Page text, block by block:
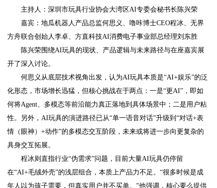
主持人：深圳市玩具行业协会大湾区AI专委会秘书长陈兴荣
嘉宾：地瓜机器人产品总监何思义、噜咔博士CEO程冰、无界
方舟联合创始人李卓、方直科技AI消费电子事业部总经理刘东胜
陈兴荣围绕AI玩具的现状、产品逻辑与未来路径与在座嘉宾展
开了深入讨论。
何思义从底层技术视角出发，认为AI玩具本质是“AI+娱乐”的泛
化形态，市场增长迅猛，但核心挑战在于两点：一是“更AI”，即如
何将Agent、多模态等前沿能力真正落地到具体场景中；二是用户粘
性。另外，AI玩具的演进路径已从“单一语音对话”升级到“对话+表
情（眼神）+动作”的多模态交互阶段，未来或将进一步向更复杂的
具身交互拓展。
程冰则直指行业“伪需求”问题，目前大量AI玩具仍停留
在“AI+毛绒外壳”的浅层组合，本质上产品力不足。“很多时候是成
年人以为孩子需要，但真实用户并不买单。”他强调，核心要么提供